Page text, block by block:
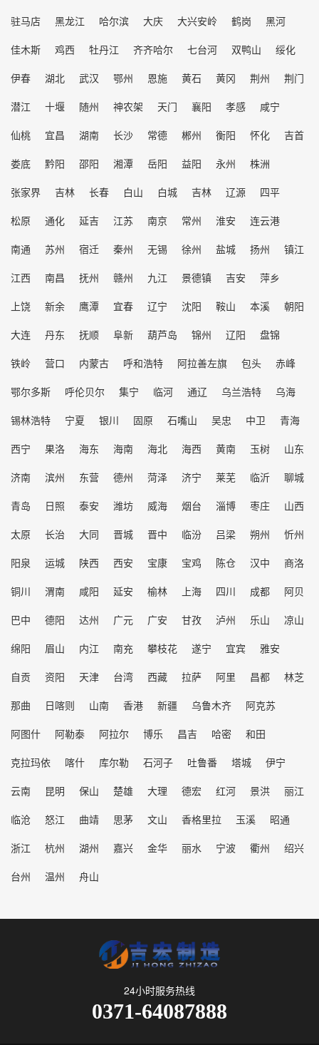
驻马店
黑龙江 哈尔滨 大庆 大兴安岭 鹤岗
黑河
佳木斯
鸡西 牡丹江 齐齐哈尔 七台河 双鸭山
绥化
伊春
湖北 武汉 鄂州 恩施 黄石 黄冈 荆州
荆门
潜江
十堰 随州 神农架 天门 襄阳 孝感
咸宁
仙桃
宜昌 湖南 长沙 常德 郴州 衡阳 怀化
吉首
娄底
黔阳 邵阳 湘潭 岳阳 益阳 永州
株洲
张家界
吉林 长春 白山 白城 吉林 辽源
四平
松原
通化 延吉 江苏 南京 常州 淮安
连云港
南通
苏州 宿迁 秦州 无锡 徐州 盐城 扬州
镇江
江西
南昌 抚州 赣州 九江 景德镇 吉安
萍乡
上饶
新余 鹰潭 宜春 辽宁 沈阳 鞍山 本溪
朝阳
大连
丹东 抚顺 阜新 葫芦岛 锦州 辽阳
盘锦
铁岭
营口 内蒙古 呼和浩特 阿拉善左旗 包头
赤峰
鄂尔多斯
呼伦贝尔 集宁 临河 通辽 乌兰浩特
乌海
锡林浩特
宁夏 银川 固原 石嘴山 吴忠 中卫
青海
西宁
果洛 海东 海南 海北 海西 黄南 玉树
山东
济南
滨州 东营 德州 菏泽 济宁 莱芜 临沂
聊城
青岛
日照 泰安 潍坊 威海 烟台 淄博 枣庄
山西
太原
长治 大同 晋城 晋中 临汾 吕梁 朔州
忻州
阳泉
运城 陕西 西安 宝康 宝鸡 陈仓 汉中
商洛
铜川
渭南 咸阳 延安 榆林 上海 四川 成都
阿贝
巴中
德阳 达州 广元 广安 甘孜 泸州 乐山
凉山
绵阳
眉山 内江 南充 攀枝花 遂宁 宜宾
雅安
自贡
资阳 天津 台湾 西藏 拉萨 阿里 昌都
林芝
那曲
日喀则 山南 香港 新疆 乌鲁木齐
阿克苏
阿图什
阿勒泰 阿拉尔 博乐 昌吉 哈密
和田
克拉玛依
喀什 库尔勒 石河子 吐鲁番 塔城
伊宁
云南
昆明 保山 楚雄 大理 德宏 红河 景洪
丽江
临沧
怒江 曲靖 思茅 文山 香格里拉 玉溪
昭通
浙江
杭州 湖州 嘉兴 金华 丽水 宁波 衢州
绍兴
台州
温州 舟山
24小时服务热线
0371-64087888